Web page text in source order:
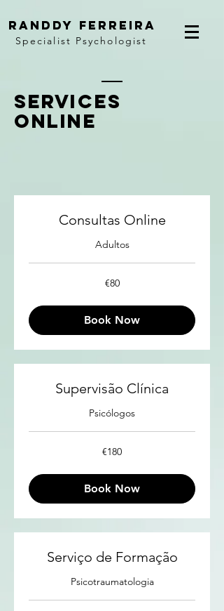
randdy ferreira
Specialist Psychologist
services
online
Consultas Online
Adultos
€80
Book Now
Supervisão Clínica
Psicólogos
€180
Book Now
Serviço de Formação
Psicotraumatologia